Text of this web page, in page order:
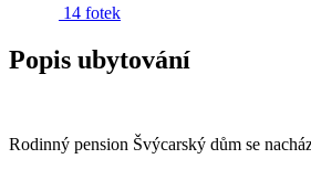
14 fotek
Popis ubytování
Rodinný pension Švýcarský dům se